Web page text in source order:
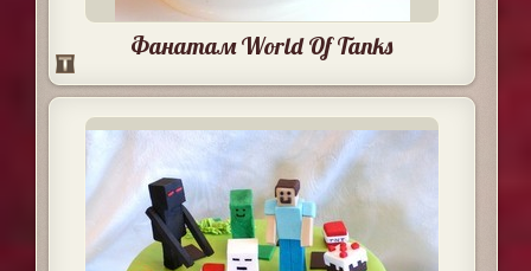
Фанатам World Of Tanks